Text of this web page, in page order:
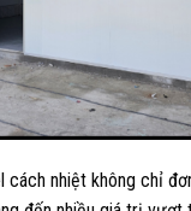
nhiệt không chỉ